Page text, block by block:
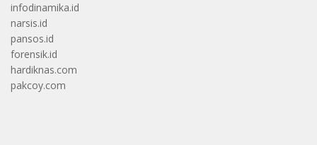
infodinamika.id
narsis.id
pansos.id
forensik.id
hardiknas.com
pakcoy.com